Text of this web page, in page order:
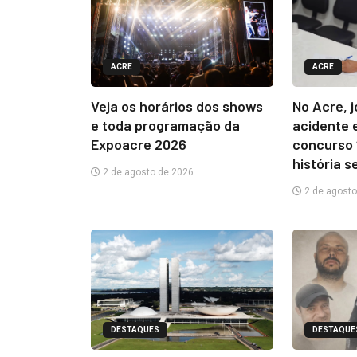
ACRE
Veja os horários dos shows
e toda programação da
Expoacre 2026
2 de agosto de 2026
ACRE
No Acre,
acidente
concurso
história
2 de
DESTAQUES